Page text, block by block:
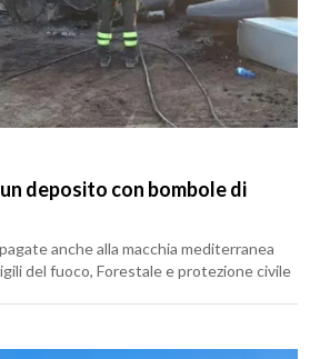
deposito con bombole di
anche alla macchia mediterranea
del fuoco, Forestale e protezione civile